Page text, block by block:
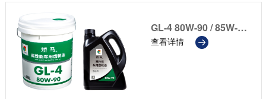
GL-4 80W-90 / 85W-90 / 85W-140
查看详情